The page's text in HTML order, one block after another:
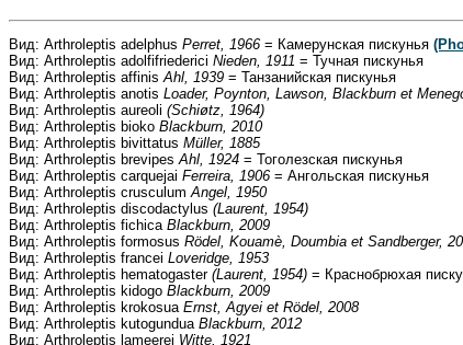
Вид: Arthroleptis adelphus Perret, 1966 = Камерунская пискунья
Вид: Arthroleptis adolfifriederici Nieden, 1911 = Тучная пискунья
Вид: Arthroleptis affinisAhl, 1939 = Танзанийская пискунья
Вид: Arthroleptis anotis Loader, Poynton, Lawson, Blackburn et
Вид: Arthroleptis aureoli (Schiøtz, 1964)
Вид: Arthroleptis bioko Blackburn, 2010
Вид: Arthroleptis bivittatus Müller, 1885
Вид: Arthroleptis brevipesAhl, 1924 = Тоголезская пискунья
Вид: Arthroleptis carquejai Ferreira, 1906 = Ангольская пискунья
Вид: Arthroleptis crusculumAngel, 1950
Вид: Arthroleptis discodactylus (Laurent, 1954)
Вид: Arthroleptis fichica Blackburn, 2009
Вид: Arthroleptis formosus Rödel, Kouamè, Doumbia et Sandberger,
Вид: Arthroleptis francei Loveridge, 1953
Вид: Arthroleptis hematogaster (Laurent, 1954) = Краснобрюхая
Вид: Arthroleptis kidogo Blackburn, 2009
Вид: Arthroleptis krokosua Ernst, Agyei et Rödel, 2008
Вид: Arthroleptis kutogundua Blackburn, 2012
Вид: Arthroleptis lameerei Witte, 1921